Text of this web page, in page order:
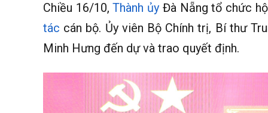
Chiều 16/10,Thành ủy Đà Nẵng tổ chức
tác cán bộ. Ủy viên Bộ Chính trị, Bí thư
Minh Hưng đến dự và trao quyết định.